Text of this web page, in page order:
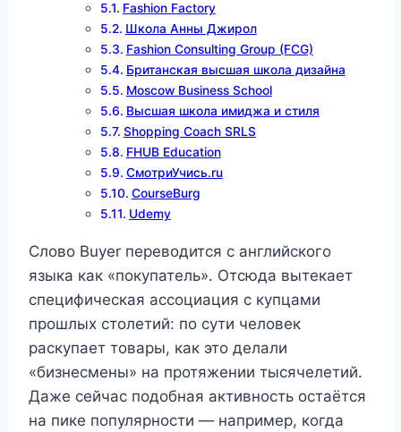
Fashion Factory
Школа Анны Джирол
Fashion Consulting Group (FCG)
Британская высшая школа дизайна
Moscow Business School
Высшая школа имиджа и стиля
Shopping Coach SRLS
FHUB Education
СмотриУчись.ru
CourseBurg
Udemy
Слово Buyer переводится с английского
языка как «покупатель». Отсюда вытекает
специфическая ассоциация с купцами
прошлых столетий: по сути человек
раскупает товары, как это делали
«бизнесмены» на протяжении тысячелетий.
Даже сейчас подобная активность остаётся
на пике популярности — например, когда